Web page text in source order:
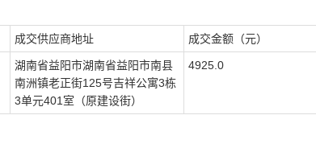
成交供应商地址 成交金额（元）
湖南省益阳市湖南省益阳市南县
南洲镇老正街125号吉祥公寓3栋
3单元401室（原建设街）
4925.0